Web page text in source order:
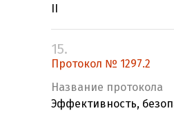
15.
Протокол № 1297.2
Название протокола
Эффективность,